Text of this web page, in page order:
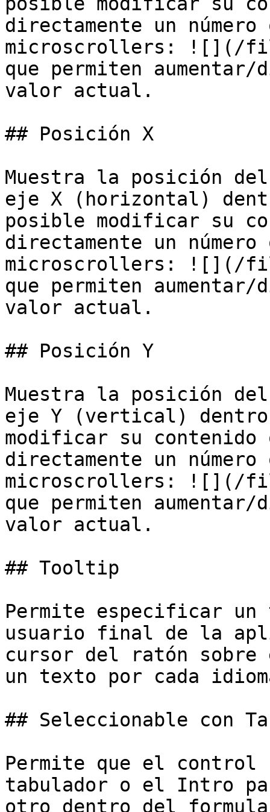
directamente un
microscrollers: ![](/
que permiten
valor actual.
## Posición X
Muestra la posición
eje X (horizontal)
posible modificar su
directamente un
microscrollers: ![](/
que permiten
valor actual.
## Posición Y
Muestra la posición
eje Y (vertical)
modificar su contenido
directamente un
microscrollers: ![](/
que permiten
valor actual.
## Tooltip
Permite especificar
usuario final de la
cursor del ratón
un texto por cada
## Seleccionable con
Permite que el control
tabulador o el Intro
otro dentro del